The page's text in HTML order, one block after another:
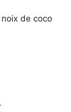
noix de coco